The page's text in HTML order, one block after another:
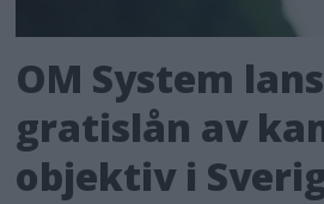
OM System
gratislån av
objektiv i